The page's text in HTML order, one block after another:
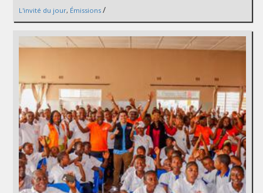
L'invité du jour, Émissions /